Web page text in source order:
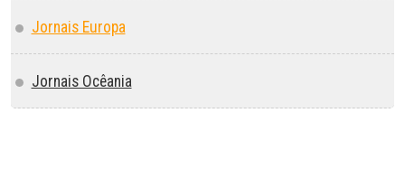
Jornais Europa
Jornais Ocêania